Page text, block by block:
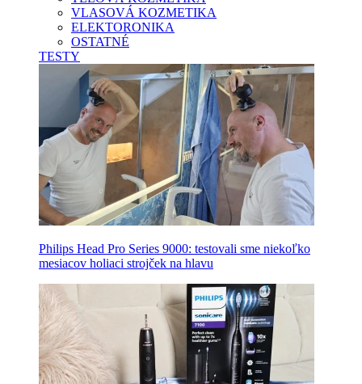
VLASOVÁ KOZMETIKA
ELEKTORONIKA
OSTATNÉ
TESTY
Philips Head Pro Series 9000: testovali sme niekoľko
mesiacov holiaci strojček na hlavu